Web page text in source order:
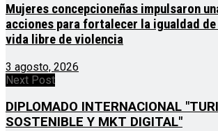
Mujeres concepcioneñas impulsaron
acciones para fortalecer la igualdad de
vida libre de violencia
3 agosto, 2026
Next Post
DIPLOMADO INTERNACIONAL
SOSTENIBLE Y MKT DIGITAL"